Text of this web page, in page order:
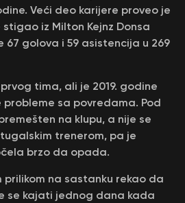
Veći deo karijere proveo je
stigao iz Milton Kejnz Donsa
67 golova i 59 asistencija u 269
tima, ali je 2019. godine
sa povredama. Pod
na klupu, a nije se
trenerom, pa je
brzo da opada.
prilikom na sastanku rekao da
se kajati jednog dana kada